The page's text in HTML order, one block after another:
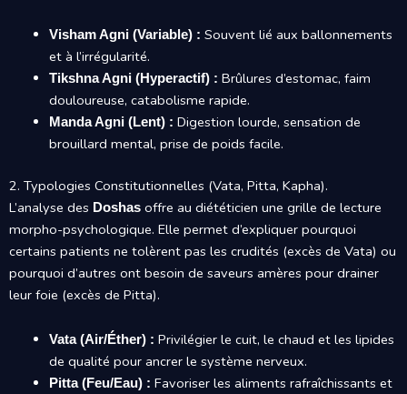
Visham Agni (Variable) : Souvent lié aux ballonnements
et à l’irrégularité.
Tikshna Agni (Hyperactif) : Brûlures d’estomac, faim
douloureuse, catabolisme rapide.
Manda Agni (Lent) : Digestion lourde, sensation de
brouillard mental, prise de poids facile.
2. Typologies Constitutionnelles (Vata, Pitta, Kapha).
L’analyse des Doshas offre au diététicien une grille de lecture
morpho-psychologique. Elle permet d’expliquer pourquoi
certains patients ne tolèrent pas les crudités (excès de Vata) ou
pourquoi d’autres ont besoin de saveurs amères pour drainer
leur foie (excès de Pitta).
Vata (Air/Éther) : Privilégier le cuit, le chaud et les lipides
de qualité pour ancrer le système nerveux.
Pitta (Feu/Eau) : Favoriser les aliments rafraîchissants et